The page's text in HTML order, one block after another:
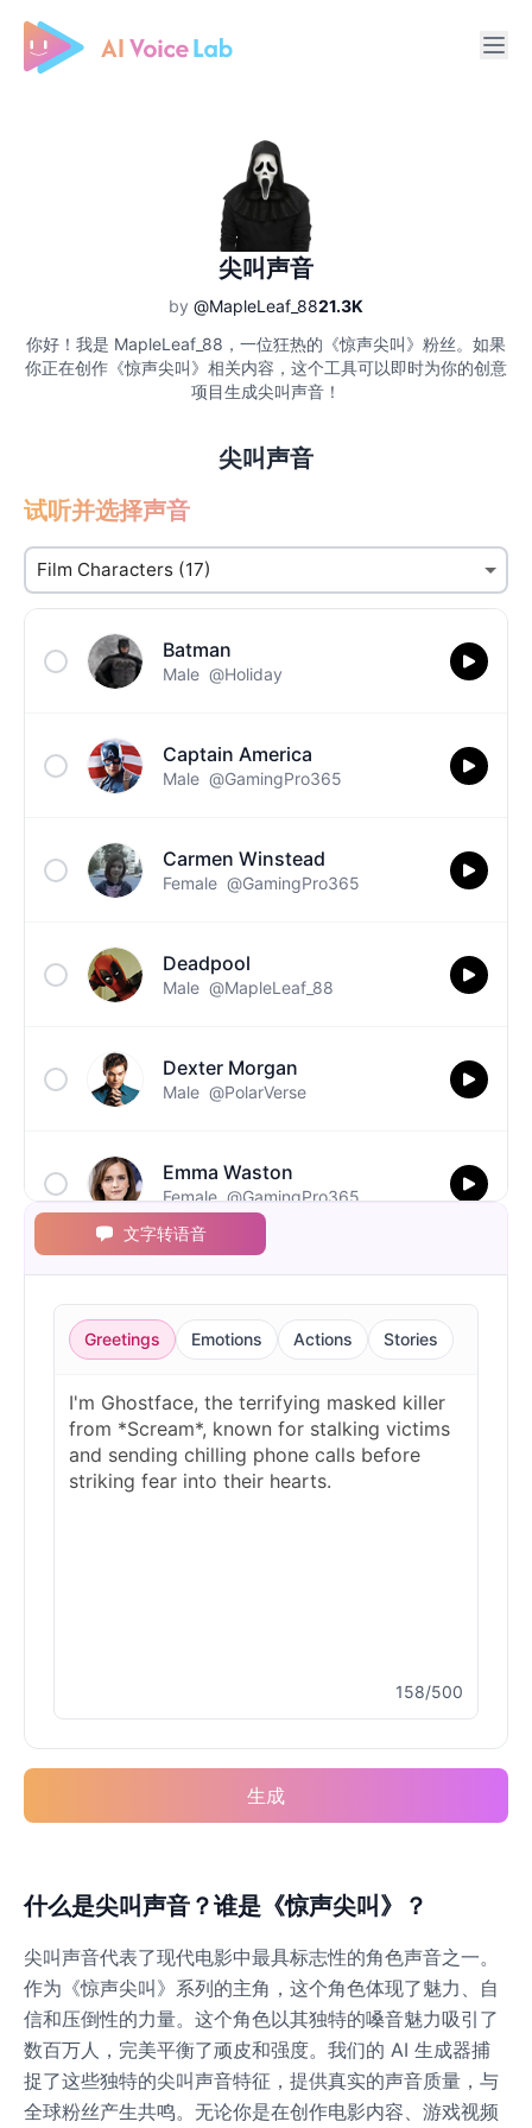
Free AI Cover & AI Voice Over
尖叫声音
by @MapleLeaf_8821.3K
你好！我是 MapleLeaf_88，一位狂热的《惊声尖叫》粉丝。如果
你正在创作《惊声尖叫》相关内容，这个工具可以即时为你的创意
项目生成尖叫声音！
尖叫声音
试听并选择声音
Batman
Male @Holiday
Captain America
Male @GamingPro365
Carmen Winstead
Female @GamingPro365
Deadpool
Male @MapleLeaf_88
Dexter Morgan
Male @PolarVerse
Emma Waston
Female @GamingPro365
Ghostface(Scream)
Male @NovaSky
Male @BytePhantom
Jigsaw
Male @Holiday
Rocket(Guardians of the
Galaxy)
Spiderman
Venom
Male @NYCgirl2009
WuKong(Black Myth)
文字转语音
Greetings Emotions Actions Stories
158/500
生成
什么是尖叫声音？谁是《惊声尖叫》？
尖叫声音代表了现代电影中最具标志性的角色声音之一。
作为《惊声尖叫》系列的主角，这个角色体现了魅力、自
信和压倒性的力量。这个角色以其独特的嗓音魅力吸引了
数百万人，完美平衡了顽皮和强度。我们的 AI 生成器捕
捉了这些独特的尖叫声音特征，提供真实的声音质量，与
全球粉丝产生共鸣。无论你是在创作电影内容、游戏视频